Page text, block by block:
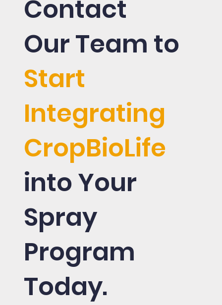
Contact
Our Team to
Start
Integrating
CropBioLife
into Your
Spray
Program
Today.